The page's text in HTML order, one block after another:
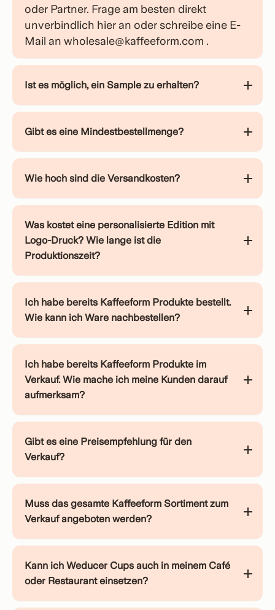
oder Partner. Frage am besten direkt
unverbindlich hier an oder schreibe eine E-
Mail an wholesale@kaffeeform.com .
Ist es möglich, ein Sample zu erhalten?
Gibt es eine Mindestbestellmenge?
Wie hoch sind die Versandkosten?
Was kostet eine personalisierte Edition mit
Logo-Druck? Wie lange ist die
Produktionszeit?
Ich habe bereits Kaffeeform Produkte bestellt.
Wie kann ich Ware nachbestellen?
Ich habe bereits Kaffeeform Produkte im
Verkauf. Wie mache ich meine Kunden darauf
aufmerksam?
Gibt es eine Preisempfehlung für den
Verkauf?
Muss das gesamte Kaffeeform Sortiment zum
Verkauf angeboten werden?
Kann ich Weducer Cups auch in meinem Café
oder Restaurant einsetzen?